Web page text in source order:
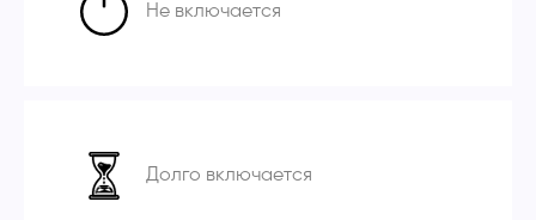
Не включается
Долго включается